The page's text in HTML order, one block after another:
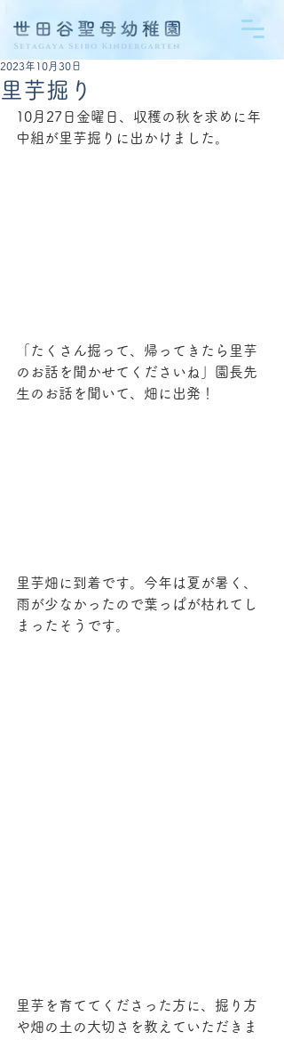
里芋掘り
2023年10月30日
10月27日金曜日、収穫の秋を求めに年
中組が里芋掘りに出かけました。
「たくさん掘って、帰ってきたら里芋
のお話を聞かせてくださいね」園長先
生のお話を聞いて、畑に出発！
里芋畑に到着です。今年は夏が暑く、
雨が少なかったので葉っぱが枯れてし
まったそうです。
里芋を育ててくださった方に、掘り方
や畑の土の大切さを教えていただきま